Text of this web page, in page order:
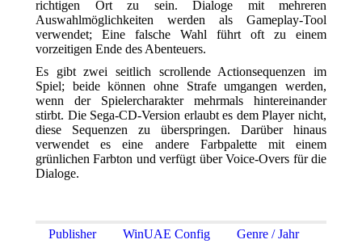
richtigen Ort zu sein. Dialoge mit mehreren
Auswahlmöglichkeiten werden als Gameplay-Tool
verwendet; Eine falsche Wahl führt oft zu einem
vorzeitigen Ende des Abenteuers.
Es gibt zwei seitlich scrollende Actionsequenzen im
Spiel; beide können ohne Strafe umgangen werden,
wenn der Spielercharakter mehrmals hintereinander
stirbt. Die Sega-CD-Version erlaubt es dem Player nicht,
diese Sequenzen zu überspringen. Darüber hinaus
verwendet es eine andere Farbpalette mit einem
grünlichen Farbton und verfügt über Voice-Overs für die
Dialoge.
Publisher WinUAE Config
Genre / Jahr